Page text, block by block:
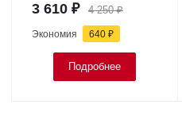
3 610 ₽ 4 250₽
Экономия 640 ₽
Подробнее